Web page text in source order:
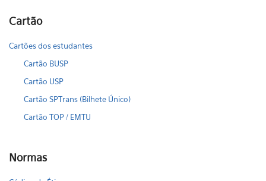
Cartão
Cartões dos estudantes
Cartão BUSP
Cartão USP
Cartão SPTrans (Bilhete Único)
Cartão TOP / EMTU
Normas